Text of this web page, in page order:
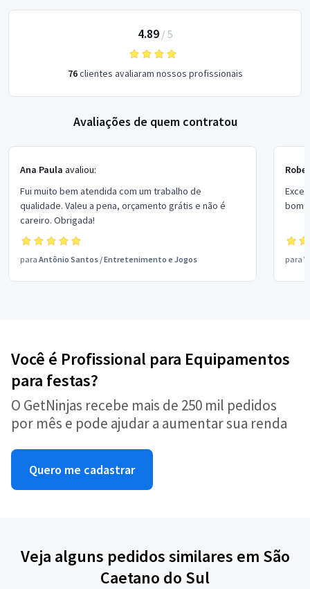
4.89/ 5
76clientes avaliaram nossos profissionais
Avaliações de quem contratou
Ana Paula avaliou:
Fui muito bem atendida com um trabalho de
qualidade. Valeu a pena, orçamento grátis e não é
careiro. Obrigada!
para Antônio Santos /Entretenimento e Jogos
bom
para
Você é Profissional para Equipamentos
para festas?
O GetNinjas recebe mais de 250 mil pedidos
por mês e pode ajudar a aumentar sua renda
Quero me cadastrar
Veja alguns pedidos similares em São
Caetano do Sul